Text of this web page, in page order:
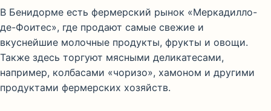
В Бенидорме есть фермерский рынок «Меркадилло-
де-Фоитес», где продают самые свежие и
вкуснейшие молочные продукты, фрукты и овощи.
Также здесь торгуют мясными деликатесами,
например, колбасами «чоризо», хамоном и другими
продуктами фермерских хозяйств.